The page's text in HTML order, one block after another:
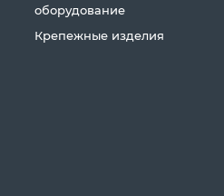
оборудование
Крепежные изделия